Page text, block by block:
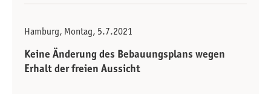
Hamburg, Montag, 5.7.2021
Keine Änderung des Bebauungsplans wegen
Erhalt der freien Aussicht